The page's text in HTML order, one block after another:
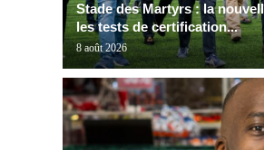
Stade des Martyrs : la
les tests de certification...
8 août 2026